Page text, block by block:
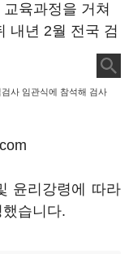
육과정을 거쳐
내년 2월 전국 검
사 임관식에 참석해 검사
윤리강령에 따라
습니다.